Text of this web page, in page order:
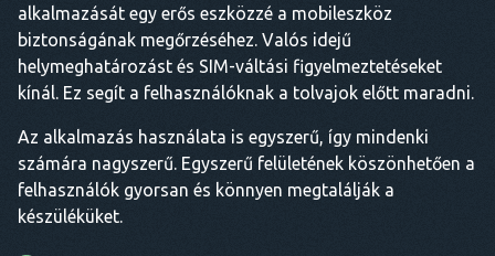
alkalmazását egy erős eszközzé a mobileszköz
biztonságának megőrzéséhez. Valós idejű
helymeghatározást és SIM-váltási figyelmeztetéseket
kínál. Ez segít a felhasználóknak a tolvajok előtt maradni.
Az alkalmazás használata is egyszerű, így mindenki
számára nagyszerű. Egyszerű felületének köszönhetően a
felhasználók gyorsan és könnyen megtalálják a
készüléküket.